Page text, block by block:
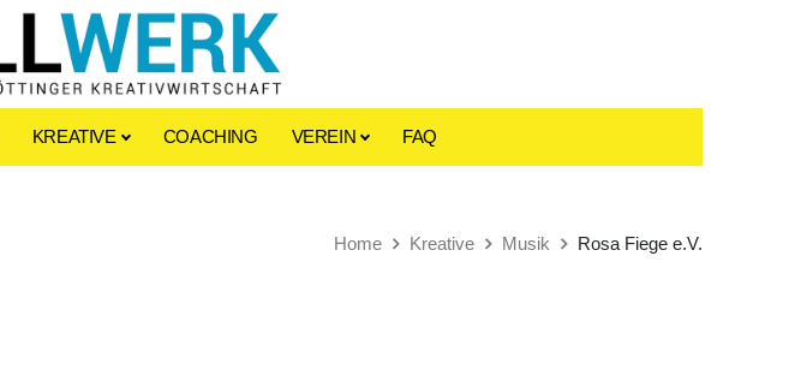
KREATIVE COACHING VEREIN FAQ
Home Kreative Musik Rosa Fiege e.V.